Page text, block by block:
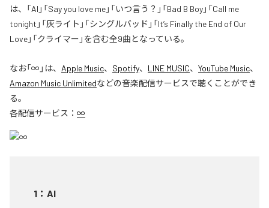
は、「AI」「Say you love me」「いつ言う？」「Bad B Boy」「Call me
tonight」「灰ライト」「シングルバッド」「It’s Finally the End of Our
Love」「クライマー」を含む全9曲となっている。
なお「∞ 」は、 Apple Music、 Spotify、 LINE MUSIC、 YouTube Music、
Amazon Music Unlimitedなどの音楽配信サービスで聴くことができ
る。
各配信サービス： ∞
1 ： AI